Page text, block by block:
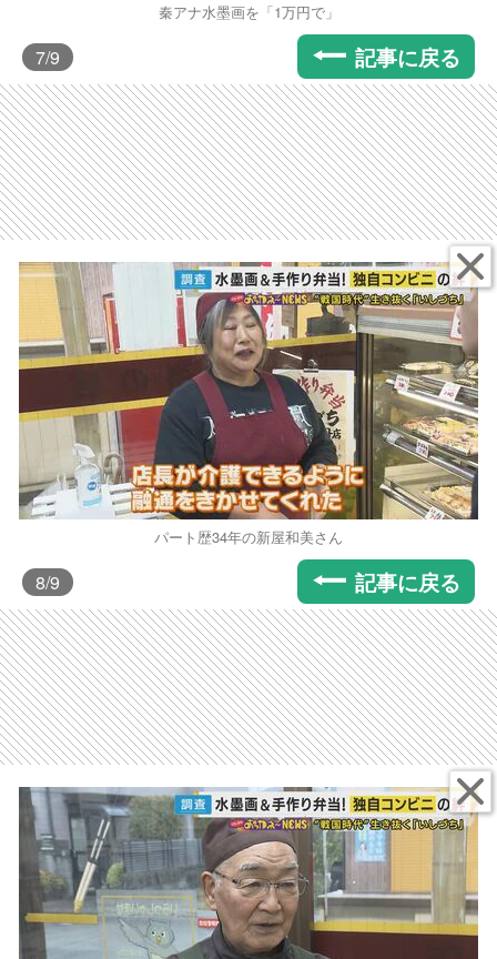
秦アナ水墨画を「1万円で」
7/9 記事に戻る
パート歴34年の新屋和美さん
8/9 記事に戻る